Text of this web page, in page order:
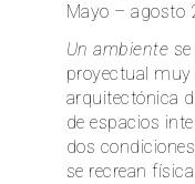
Mayo – agosto
Un ambiente
proyectual muy
arquitectónica
de espacios
dos
se recrean